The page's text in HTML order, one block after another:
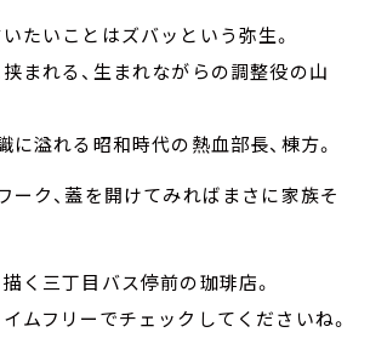
たいことはズバッという弥生。
まれる、生まれながらの調整役の山
に溢れる昭和時代の熱血部長、棟方。
ーク、蓋を開けてみればまさに家族そ
く三丁目バス停前の珈琲店。
ムフリーでチェックしてくださいね。